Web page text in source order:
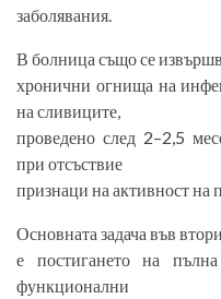
заболявания.
В болница също се
хронични огнища на
на сливиците,
проведено след 2–2,5
при отсъствие
признаци на активност на
Основната задача във
е постигането на
функционални